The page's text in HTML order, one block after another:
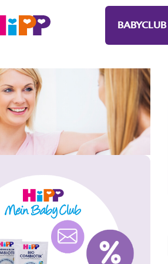
BABYCLUB